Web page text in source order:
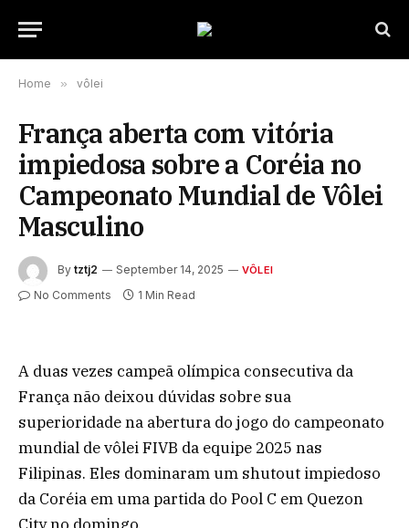
Home » vôlei
França aberta com vitória
impiedosa sobre a Coréia no
Campeonato Mundial de Vôlei
Masculino
By tztj2 September 14, 2025 VÔLEI
No Comments 1 Min Read
A duas vezes campeã olímpica consecutiva da
França não deixou dúvidas sobre sua
superioridade na abertura do jogo do campeonato
mundial de vôlei FIVB da equipe 2025 nas
Filipinas. Eles dominaram um shutout impiedoso
da Coréia em uma partida do Pool C em Quezon